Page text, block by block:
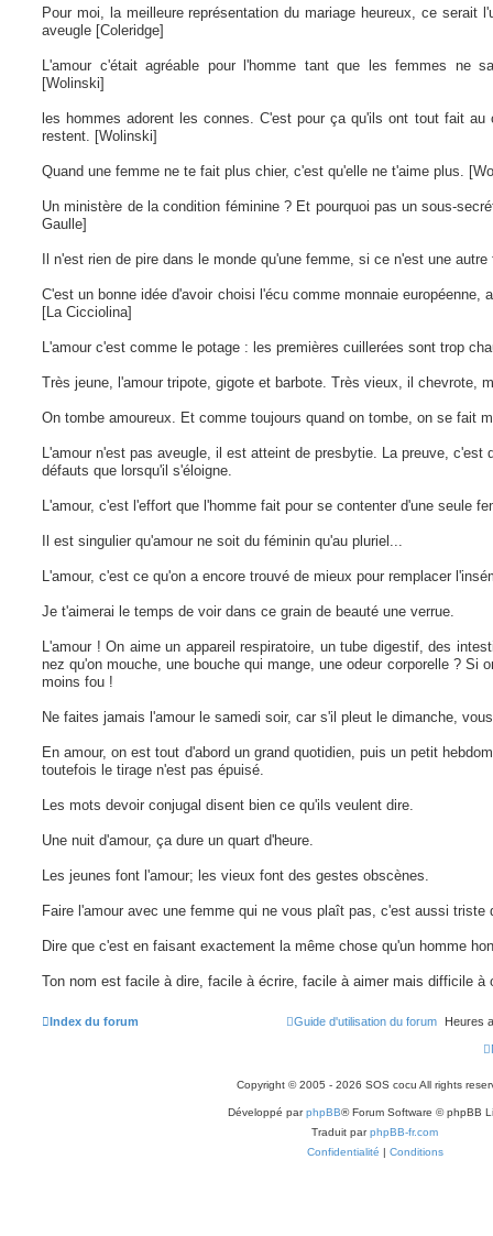
Pour moi, la meilleure représentation du mariage heureux, ce serait
aveugle [Coleridge]
L'amour c'était agréable pour l'homme tant que les femmes ne
[Wolinski]
les hommes adorent les connes. C'est pour ça qu'ils ont tout fait
restent. [Wolinski]
Quand une femme ne te fait plus chier, c'est qu'elle ne t'aime plus.
Un ministère de la condition féminine ? Et pourquoi pas un sous-
Gaulle]
Il n'est rien de pire dans le monde qu'une femme, si ce n'est une
C'est un bonne idée d'avoir choisi l'écu comme monnaie européenne,
[La Cicciolina]
L'amour c'est comme le potage : les premières cuillerées sont trop
Très jeune, l'amour tripote, gigote et barbote. Très vieux, il chevrote,
On tombe amoureux. Et comme toujours quand on tombe, on se fait
L'amour n'est pas aveugle, il est atteint de presbytie. La preuve, c'est
défauts que lorsqu'il s'éloigne.
L'amour, c'est l'effort que l'homme fait pour se contenter d'une seule
Il est singulier qu'amour ne soit du féminin qu'au pluriel...
L'amour, c'est ce qu'on a encore trouvé de mieux pour remplacer
Je t'aimerai le temps de voir dans ce grain de beauté une verrue.
L'amour ! On aime un appareil respiratoire, un tube digestif, des
nez qu'on mouche, une bouche qui mange, une odeur corporelle ? Si
moins fou !
Ne faites jamais l'amour le samedi soir, car s'il pleut le dimanche,
En amour, on est tout d'abord un grand quotidien, puis un petit
toutefois le tirage n'est pas épuisé.
Les mots devoir conjugal disent bien ce qu'ils veulent dire.
Une nuit d'amour, ça dure un quart d'heure.
Les jeunes font l'amour; les vieux font des gestes obscènes.
Faire l'amour avec une femme qui ne vous plaît pas, c'est aussi triste
Dire que c'est en faisant exactement la même chose qu'un homme
Ton nom est facile à dire, facile à écrire, facile à aimer mais difficile à
Index du forum Heures
Guide d'utilisation du forum
Copyright © 2005 - 2026 SOS cocu All rights
Développé parphpBB® Forum Software © phpBB
Traduit parphpBB-fr.com
Confidentialité | Conditions